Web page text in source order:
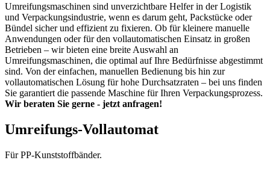
Umreifungsmaschinen sind unverzichtbare Helfer in der Logistik
und Verpackungsindustrie, wenn es darum geht, Packstücke oder
Bündel sicher und effizient zu fixieren. Ob für kleinere manuelle
Anwendungen oder für den vollautomatischen Einsatz in großen
Betrieben – wir bieten eine breite Auswahl an
Umreifungsmaschinen, die optimal auf Ihre Bedürfnisse abgestimmt
sind. Von der einfachen, manuellen Bedienung bis hin zur
vollautomatischen Lösung für hohe Durchsatzraten – bei uns finden
Sie garantiert die passende Maschine für Ihren Verpackungsprozess.
Wir beraten Sie gerne - jetzt anfragen!
Umreifungs-Vollautomat
Für PP-Kunststoffbänder.